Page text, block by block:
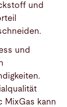
und
und
MixGas kann